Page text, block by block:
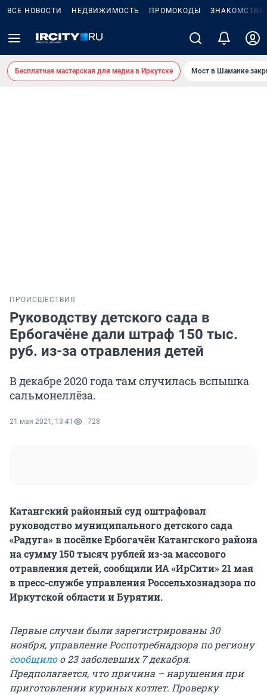
ВСЕ НОВОСТИ НЕДВИЖИМОСТЬ ПРОМОКОДЫ ЗНАКОМСТВА
Бесплатная мастерская для медиа в Иркутске Мост в Шаманке
ПРОИСШЕСТВИЯ
Руководству детского сада в
Ербогачёне дали штраф 150 тыс.
руб. из-за отравления детей
В декабре 2020 года там случилась вспышка
сальмонеллёза.
21 мая 2021, 13:41 728
Катангский районный суд оштрафовал
руководство муниципального детского сада
«Радуга» в посёлке Ербогачён Катангского района
на сумму 150 тысяч рублей из-за массового
отравления детей, сообщили ИА «ИрСити» 21 мая
в пресс-службе управления Россельхознадзора по
Иркутской области и Бурятии.
Первые случаи были зарегистрированы 30
ноября, управление Роспотребнадзора по региону
сообщилоо 23 заболевших 7 декабря.
Предполагается, что причина – нарушения при
приготовлении куриных котлет. Проверку